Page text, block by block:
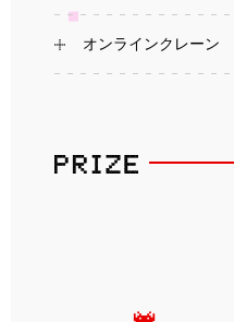
オンラインクレーン